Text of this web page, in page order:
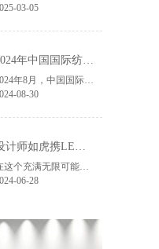
03-05
2024年中国国际纺织面料及辅料（秋冬）博览会完美收官！——华恩
2024年8月，中国国际纺织面料及辅料（秋冬）博览会完美收官！作为一家拥有30年历史的专业衣架制造商，我们非常荣幸能够参与这一盛会，并在此期间与众多客户进行了广泛而深入的交流。
08-30
设计师如虎携LEMONLEE红雪松礼盒荣获第六届未来·已来香港新锐当代设计奖铜奖
在这个充满无限可能的2024年夏季，LEMONLEE品牌设计师如虎以其非凡的创意与对自然的深刻理解，精心打造的红雪松木球礼盒，在“2024未来·已来——第六届香港新锐当代设计奖”中摘得铜奖。这不仅是对设计师如虎原创设计能力的嘉奖，更是对LEMONLEE品牌的高度认可。
06-28